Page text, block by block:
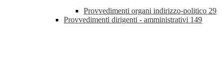
Provvedimenti organi indirizzo-politico 29
Provvedimenti dirigenti - amministrativi 149